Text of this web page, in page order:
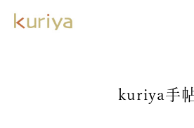
kuriya手